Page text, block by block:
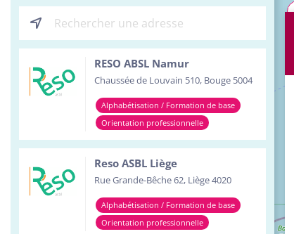
RESO ABSL Namur
Chaussée de Louvain 510, Bouge 5004
Alphabétisation / Formation de base
Orientation professionnelle
Reso ASBL Liège
Rue Grande-Bêche 62, Liège 4020
Alphabétisation / Formation de base
Orientation professionnelle